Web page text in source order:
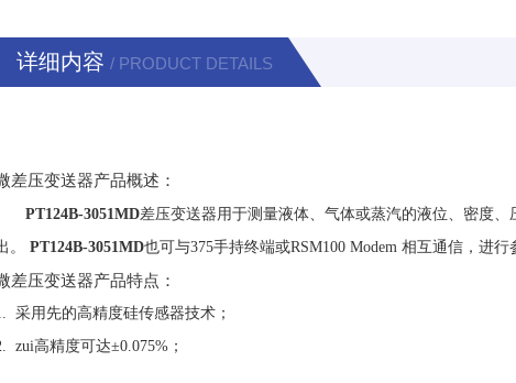
详细内容 / PRODUCT DETAILS
差压变送器产品概述：
PT124B-3051MD差压变送器用于测量液体、气体或蒸汽的液位、密度
。
PT124B-3051MD也可与375手持终端或RSM100 Modem相互通信，进行
差压变送器产品特点：
采用先的高精度硅传感器技术；
zui高精度可达±0.075% ；